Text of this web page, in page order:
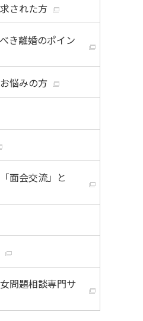
された方
き離婚のポイン
悩みの方
面会交流」と
問題相談専門サ